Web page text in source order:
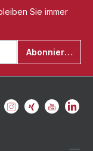
Sie immer
Abonnieren